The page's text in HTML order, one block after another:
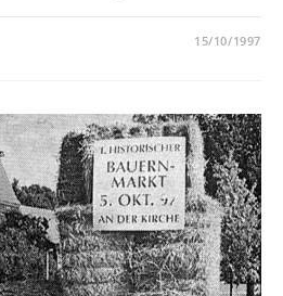
15/10/1997